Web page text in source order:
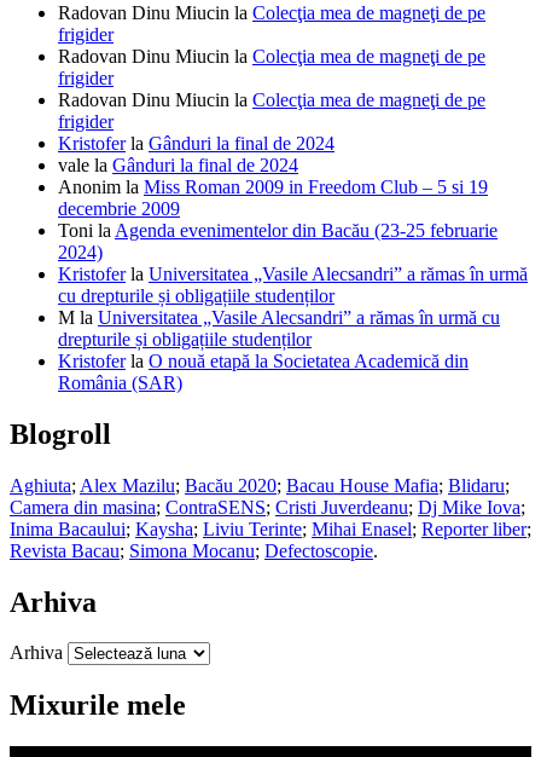
Radovan Dinu Miucin la Colecţia mea de magneţi de pe
frigider
Radovan Dinu Miucin la Colecţia mea de magneţi de pe
frigider
Radovan Dinu Miucin la Colecţia mea de magneţi de pe
frigider
Kristoferla Gânduri la final de 2024
vale la Gânduri la final de 2024
Anonim la Miss Roman 2009 in Freedom Club – 5 si 19
decembrie 2009
Toni la Agenda evenimentelor din Bacău (23-25 februarie
2024)
Kristoferla Universitatea „Vasile Alecsandri” a rămas în urmă
cu drepturile și obligațiile studenților
M la Universitatea „Vasile Alecsandri” a rămas în urmă cu
drepturile și obligațiile studenților
Kristoferla O nouă etapă la Societatea Academică din
România (SAR)
Blogroll
Aghiuta; Alex Mazilu; Bacău 2020; Bacau House Mafia; Blidaru;
Camera din masina; ContraSENS; Cristi Juverdeanu; Dj Mike Iova;
Inima Bacaului; Kaysha; Liviu Terinte; Mihai Enasel; Reporter liber;
Revista Bacau; Simona Mocanu; Defectoscopie.
Arhiva
Arhiva
Mixurile mele